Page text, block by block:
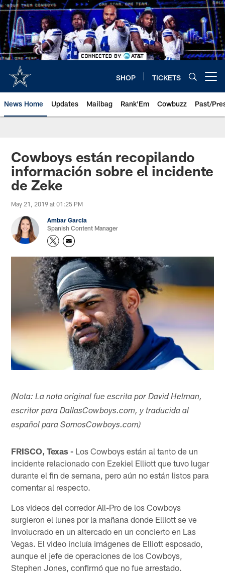
Skip
to
main
content
SHOP TICKETS
News Home Updates Mailbag Rank'Em Cowbuzz Past/
Cowboys están recopilando
información sobre el incidente
de Zeke
May 21, 2019 at 01:25 PM
Ambar Garcia
Spanish Content Manager
(Nota: La nota original fue escrita por David Helman,
escritor para DallasCowboys.com, y traducida al
español para SomosCowboys.com)​
FRISCO, Texas - Los Cowboys están al tanto de un
incidente relacionado con Ezekiel Elliott que tuvo lugar
durante el fin de semana, pero aún no están listos para
comentar al respecto.
Los videos del corredor All-Pro de los Cowboys
surgieron el lunes por la mañana donde Elliott se ve
involucrado en un altercado en un concierto en Las
Vegas. El video incluía imágenes de Elliott esposado,
aunque el jefe de operaciones de los Cowboys,
Stephen Jones, confirmó que no fue arrestado.